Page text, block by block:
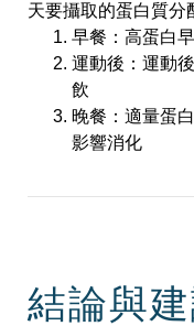
天要攝取的蛋白質分
早餐：高蛋白
運動後：運動
飲
晚餐：適量蛋
影響消化
結論與